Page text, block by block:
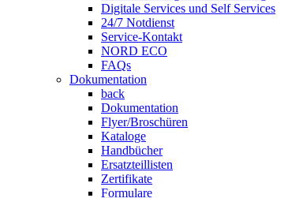
Digitale Services und Self Services
24/7 Notdienst
Service-Kontakt
NORD ECO
FAQs
Dokumentation
back
Dokumentation
Flyer/Broschüren
Kataloge
Handbücher
Ersatzteillisten
Zertifikate
Formulare